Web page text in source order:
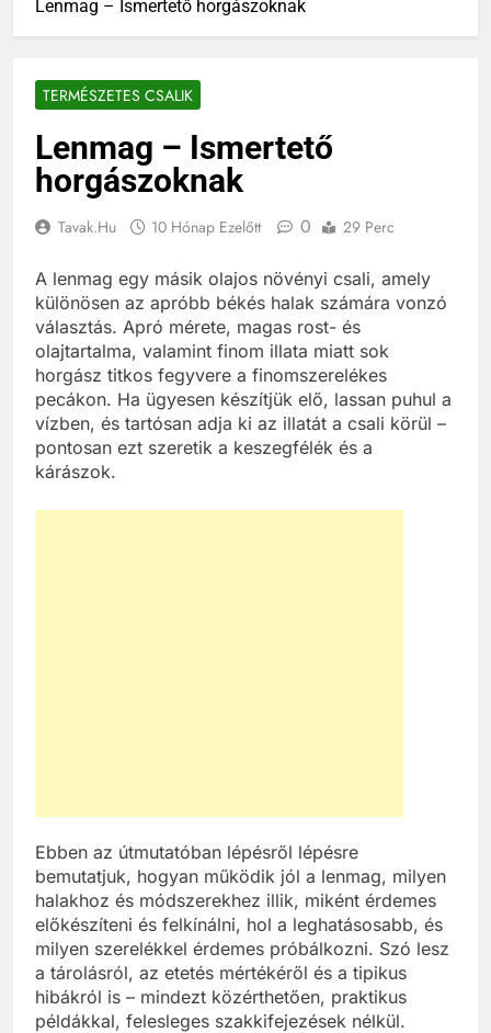
Lenmag – Ismertető horgászoknak
TERMÉSZETES CSALIK
Lenmag – Ismertető
horgászoknak
Tavak.hu 10 Hónap Ezelőtt 0 29 Perc
A lenmag egy másik olajos növényi csali, amely
különösen az apróbb békés halak számára vonzó
választás. Apró mérete, magas rost- és
olajtartalma, valamint finom illata miatt sok
horgász titkos fegyvere a finomszerelékes
pecákon. Ha ügyesen készítjük elő, lassan puhul a
vízben, és tartósan adja ki az illatát a csali körül –
pontosan ezt szeretik a keszegfélék és a
kárászok.
Ebben az útmutatóban lépésről lépésre
bemutatjuk, hogyan működik jól a lenmag, milyen
halakhoz és módszerekhez illik, miként érdemes
előkészíteni és felkínálni, hol a leghatásosabb, és
milyen szerelékkel érdemes próbálkozni. Szó lesz
a tárolásról, az etetés mértékéről és a tipikus
hibákról is – mindezt közérthetően, praktikus
példákkal, felesleges szakkifejezések nélkül.